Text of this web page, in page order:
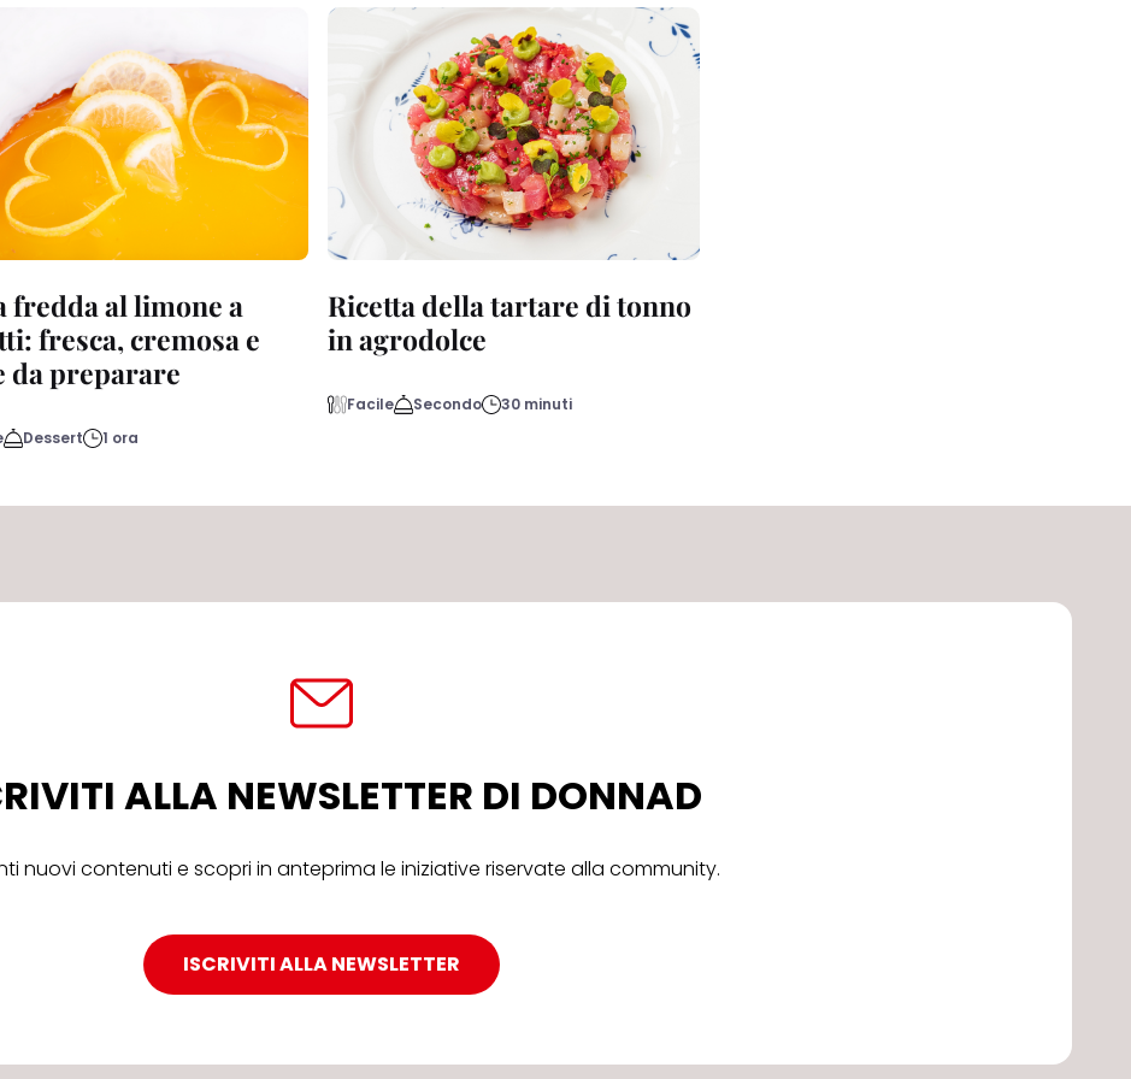
fredda al limone a
fresca, cremosa e
da preparare
Dessert 1 ora
Ricetta della tartare di tonno
in agrodolce
Facile Secondo 30 minuti
ALLA NEWSLETTER DI DONNAD
nuovi contenuti e scopri in anteprima le iniziative riservate alla community.
ISCRIVITI ALLA NEWSLETTER